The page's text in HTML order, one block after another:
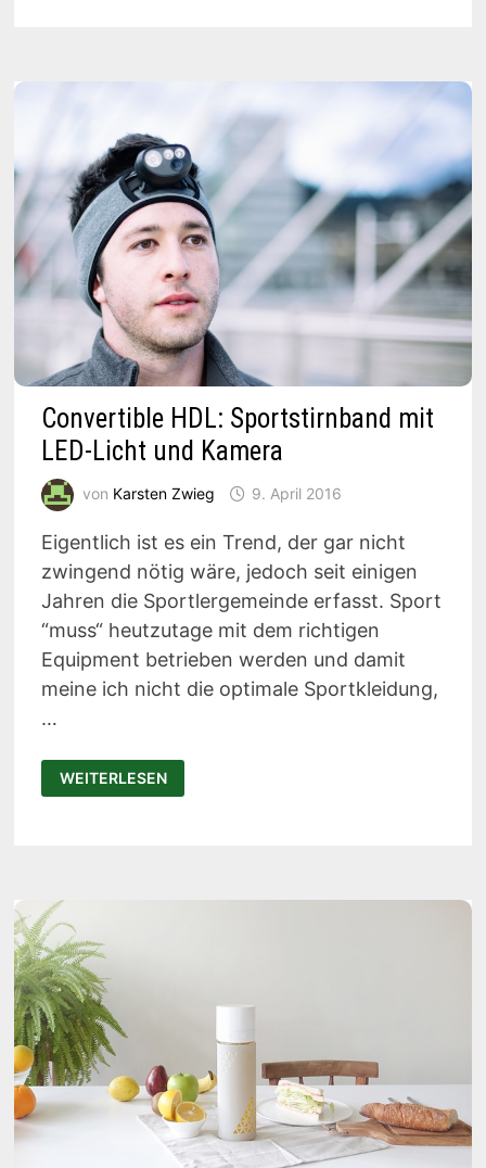
Convertible HDL: Sportstirnband mit
LED-Licht und Kamera
von Karsten Zwieg 9. April 2016
Eigentlich ist es ein Trend, der gar nicht
zwingend nötig wäre, jedoch seit einigen
Jahren die Sportlergemeinde erfasst. Sport
“muss“ heutzutage mit dem richtigen
Equipment betrieben werden und damit
meine ich nicht die optimale Sportkleidung,
…
CONVERTIBLE
HDL:
SPORTSTIRNBAND
WEITERLESEN